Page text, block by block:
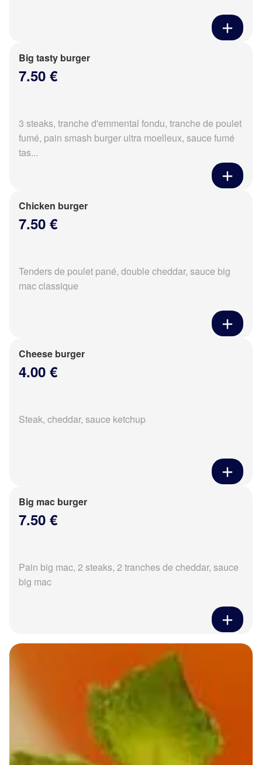
Big tasty burger
7.50 €
3 steaks, tranche d'emmental fondu, tranche de poulet
fumé, pain smash burger ultra moelleux, sauce fumé
tas...
Chicken burger
7.50 €
Tenders de poulet pané, double cheddar, sauce big
mac classique
Cheese burger
4.00 €
Steak, cheddar, sauce ketchup
Big mac burger
7.50 €
Pain big mac, 2 steaks, 2 tranches de cheddar, sauce
big mac